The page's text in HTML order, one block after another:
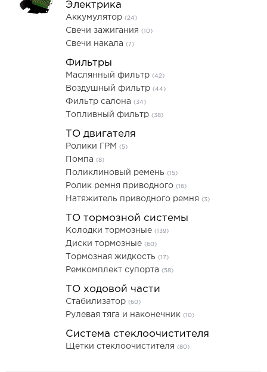
Электрика
Аккумулятор (24)
Свечи зажигания (10)
Свечи накала (7)
Фильтры
Маслянный фильтр (42)
Воздушный фильтр (44)
Фильтр салона (34)
Топливный фильтр (38)
ТО двигателя
Ролики ГРМ (5)
Помпа (8)
Поликлиновый ремень (15)
Ролик ремня приводного (16)
Натяжитель приводного ремня (3)
ТО тормозной системы
Колодки тормозные (139)
Диски тормозные (60)
Тормозная жидкость (17)
Ремкомплект супорта (58)
ТО ходовой части
Стабилизатор (60)
Рулевая тяга и наконечник (10)
Система стеклоочистителя
Щетки стеклоочистителя (80)